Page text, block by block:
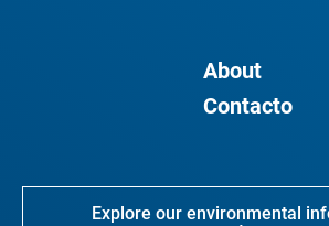
About
Contacto
Explore our environmental